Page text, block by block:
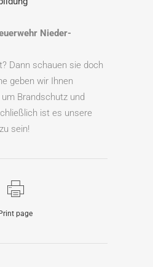
Nieder-
Dann schauen sie doch
geben wir Ihnen
Brandschutz und
ist es unsere
sein!
page